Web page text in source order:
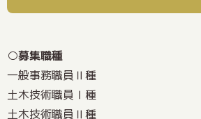
○募集職種
一般事務職員Ⅱ種
土木技術職員Ⅰ種
土木技術職員Ⅱ種